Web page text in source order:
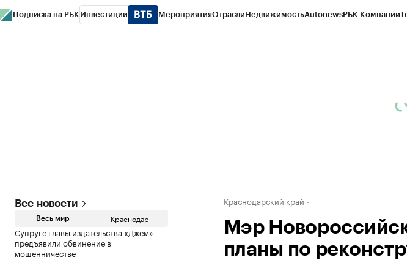
Подписка на РБК Инвестиции МероприятияОтраслиНедвижимостьAutonewsРБК Компании
Все новости
Весь мир Краснодар
Супруге главы издательства «Джем»
предъявили обвинение в
мошенничестве
Краснодарский край
Мэр
планы по